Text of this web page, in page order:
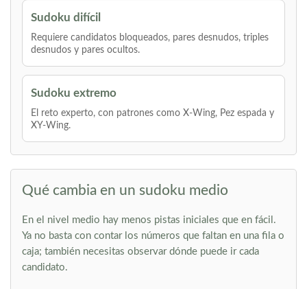
Sudoku difícil
Requiere candidatos bloqueados, pares desnudos, triples
desnudos y pares ocultos.
Sudoku extremo
El reto experto, con patrones como X-Wing, Pez espada y
XY-Wing.
Qué cambia en un sudoku medio
En el nivel medio hay menos pistas iniciales que en fácil.
Ya no basta con contar los números que faltan en una fila o
caja; también necesitas observar dónde puede ir cada
candidato.